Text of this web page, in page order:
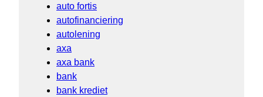
auto fortis
autofinanciering
autolening
axa
axa bank
bank
bank krediet